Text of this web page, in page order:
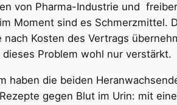
von Pharma-Industrie und
Moment sind es
Kosten des Vertrags
Problem wohl nur verstärkt.
haben die beiden
gegen Blut im Urin: mit